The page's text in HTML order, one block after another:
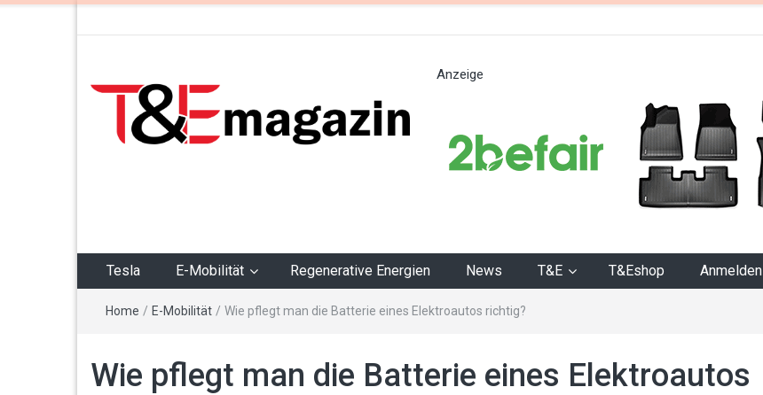
Regenerative Energien
Anzeige
Tesla E-Mobilität Regenerative Energien News T&E T&Eshop Anmelden
Home / E-Mobilität / Wie pflegt man die Batterie eines Elektroautos richtig?
Wie pflegt man die Batterie eines Elektroautos